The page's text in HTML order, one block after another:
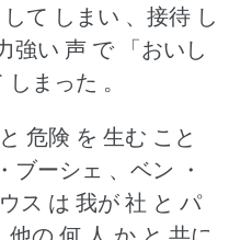
て しまい 、接待 し
強い 声 で 「おいし
まった 。
危険 を 生む こと
ブーシェ 、ベン ・
ス は 我が 社 と パ